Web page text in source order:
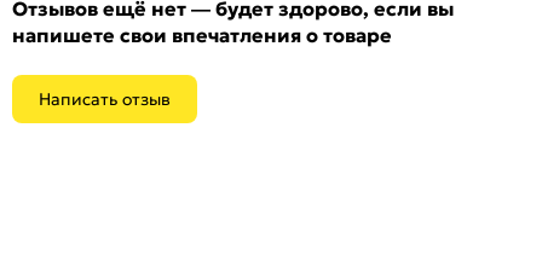
Отзывов ещё нет — будет здорово, если вы
напишете свои впечатления о товаре
Написать отзыв